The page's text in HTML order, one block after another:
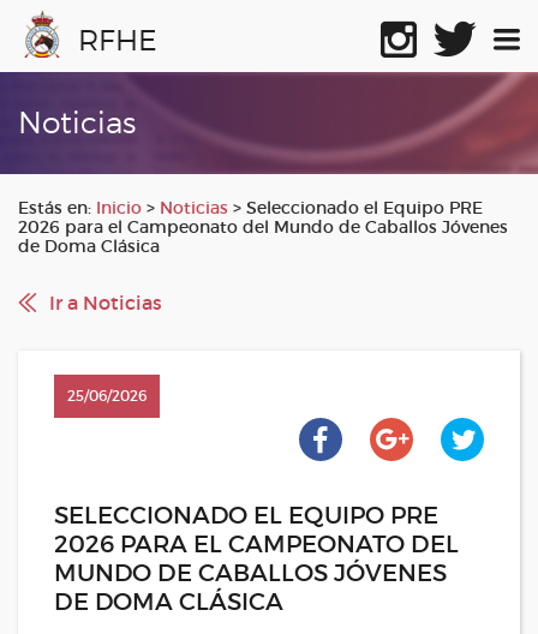
RFHE
Noticias
Estás en: Inicio > Noticias > Seleccionado el Equipo PRE
2026 para el Campeonato del Mundo de Caballos Jóvenes
de Doma Clásica
Ir a Noticias
25/06/2026
SELECCIONADO EL EQUIPO PRE
2026 PARA EL CAMPEONATO DEL
MUNDO DE CABALLOS JÓVENES
DE DOMA CLÁSICA